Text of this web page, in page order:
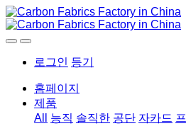
로그인 등기
홈페이지
제품
All
능직 솔직한 공단 자카드